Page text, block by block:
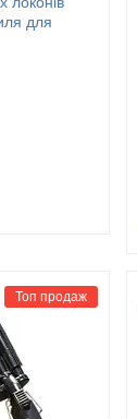
для
Топ продаж